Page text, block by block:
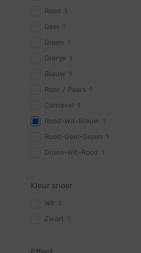
Rood
Geel
Groen
Oranje
Blauw
Roze / Paars
Carnaval
Rood-Wit-Blauw
Rood-Geel-Groen
Groen-Wit-Rood
Kleur snoer
Wit
Zwart